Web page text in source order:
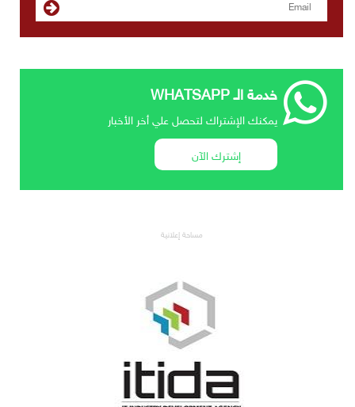
خدمة الـ WHATSAPP
يمكنك الإشتراك لتحصل علي أخر الأخبار
إشترك الآن
مساحة إعلانية